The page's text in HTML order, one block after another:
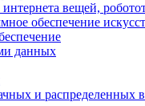
вещей,
обеспечение
данных
и распределенных